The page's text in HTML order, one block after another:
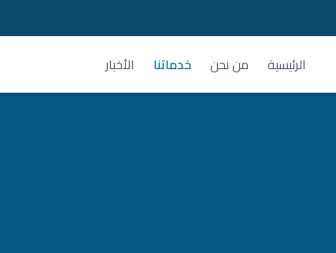
الرئيسية من نحن خدماتنا الأخبار